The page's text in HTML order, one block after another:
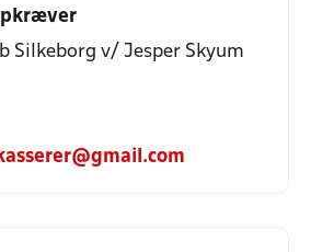
Silkeborg v/ Jesper Skyum